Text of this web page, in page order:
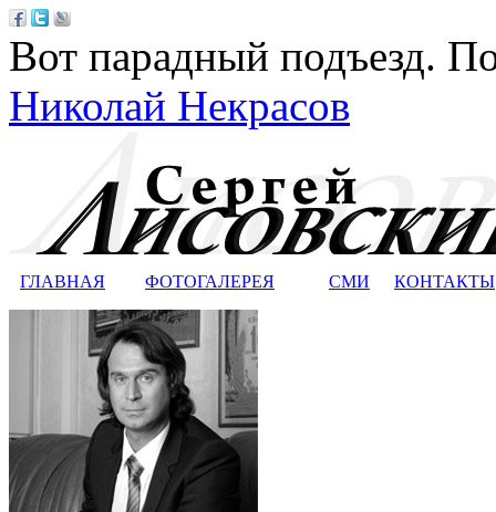
Вот парадный подъезд.
Николай Некрасов
ГЛАВНАЯ ФОТОГАЛЕРЕЯ СМИ КОНТАКТЫ